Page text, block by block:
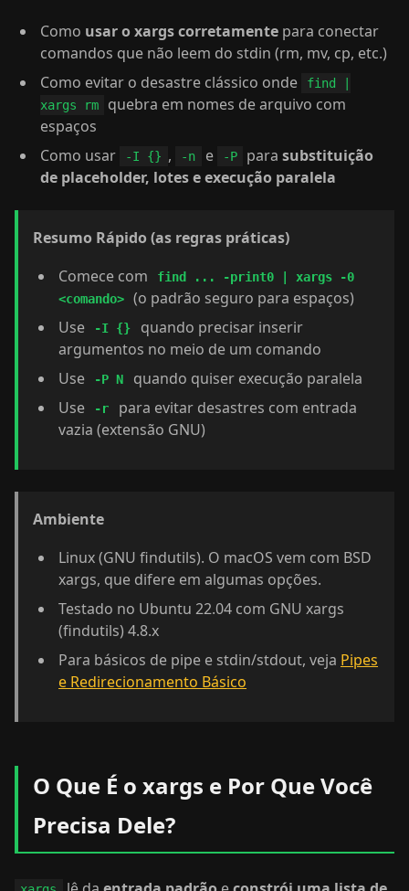
Como usar o xargs corretamente para conectar
comandos que não leem do stdin (rm, mv, cp, etc.)
Como evitar o desastre clássico onde
find |
xargs rm
quebra em nomes de arquivo com
espaços
Como usar
-I {} , -n e -P parasubstituição
de placeholder, lotes e execução paralela
Resumo Rápido (as regras práticas)
Comece com
find ... -print0 | xargs -0
<comando>
(o padrão seguro para espaços)
Use
-I {}
quando precisar inserir
argumentos no meio de um comando
Use
-P N
quando quiser execução paralela
Use
-r
para evitar desastres com entrada
vazia (extensão GNU)
Ambiente
Linux (GNU findutils). O macOS vem com BSD
xargs, que difere em algumas opções.
Testado no Ubuntu 22.04 com GNU xargs
(findutils) 4.8.x
Para básicos de pipe e stdin/stdout, veja Pipes
e Redirecionamento Básico
O Que É o xargs e Por Que Você
Precisa Dele?